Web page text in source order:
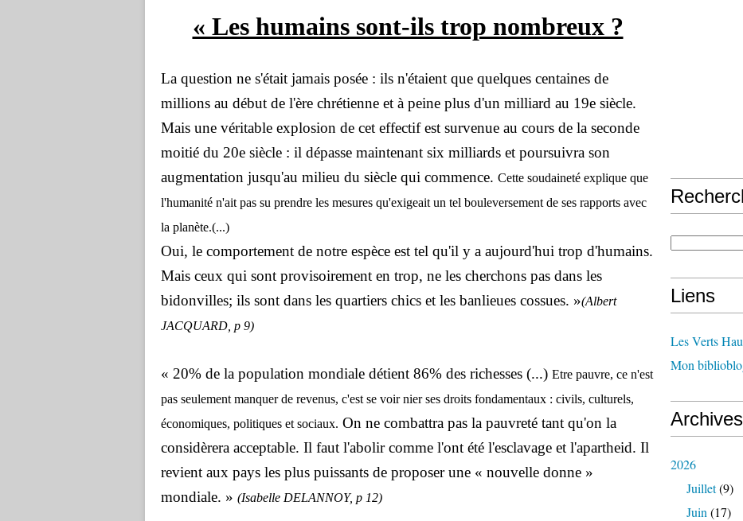
« Les humains sont-ils trop nombreux ?
La question ne s'était jamais posée : ils n'étaient que quelques centaines de
millions au début de l'ère chrétienne et à peine plus d'un milliard au 19e siècle.
Mais une véritable explosion de cet effectif est survenue au cours de la seconde
moitié du 20e siècle : il dépasse maintenant six milliards et poursuivra son
augmentation jusqu'au milieu du siècle qui commence. Cette soudaineté explique que
l'humanité n'ait pas su prendre les mesures qu'exigeait un tel bouleversement de ses rapports avec
la planète.(...)
Oui, le comportement de notre espèce est tel qu'il y a aujourd'hui trop d'humains.
Mais ceux qui sont provisoirement en trop, ne les cherchons pas dans les
bidonvilles; ils sont dans les quartiers chics et les banlieues cossues. »(Albert
JACQUARD, p 9)
« 20% de la population mondiale détient 86% des richesses (...) Etre pauvre, ce n'est
pas seulement manquer de revenus, c'est se voir nier ses droits fondamentaux : civils, culturels,
économiques, politiques et sociaux. On ne combattra pas la pauvreté tant qu'on la
considèrera acceptable. Il faut l'abolir comme l'ont été l'esclavage et l'apartheid. Il
revient aux pays les plus puissants de proposer une « nouvelle donne »
mondiale. » (Isabelle DELANNOY, p 12)
Liens
Les Verts
Mon
Archives
2026
Juillet(9)
Juin (17)